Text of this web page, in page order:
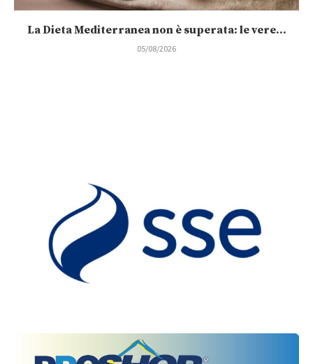
La Dieta Mediterranea non è superata: le vere...
05/08/2026